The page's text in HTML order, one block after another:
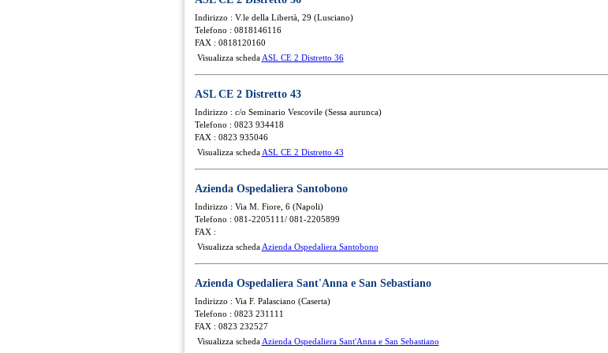
Indirizzo : V.le della Libertà, 29 (Lusciano)
Telefono : 0818146116
FAX : 0818120160
Visualizza scheda ASL CE 2 Distretto 36
ASL CE 2 Distretto 43
Indirizzo : c/o Seminario Vescovile (Sessa aurunca)
Telefono : 0823 934418
FAX : 0823 935046
Visualizza scheda ASL CE 2 Distretto 43
Azienda Ospedaliera Santobono
Indirizzo : Via M. Fiore, 6 (Napoli)
Telefono : 081-2205111/ 081-2205899
FAX :
Visualizza scheda Azienda Ospedaliera Santobono
Azienda Ospedaliera Sant'Anna e San Sebastiano
Indirizzo : Via F. Palasciano (Caserta)
Telefono : 0823 231111
FAX : 0823 232527
Visualizza scheda Azienda Ospedaliera Sant'Anna e San Sebastiano